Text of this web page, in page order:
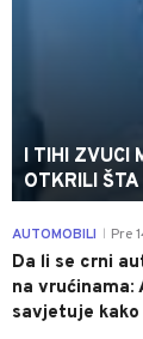
I TIHI ZVUCI
OTKRILI ŠTA
AUTOMOBILI Pre
Da li se crni
na vrućinama:
savjetuje